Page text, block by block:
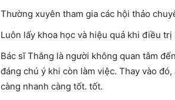
Thường xuyên tham gia các hội thảo
Luôn lấy khoa học và hiệu quả khi điều
Bác sĩ Thắng là người không quan tâm
đáng chú ý khi còn làm việc. Thay vào
càng nhanh càng tốt. tốt.